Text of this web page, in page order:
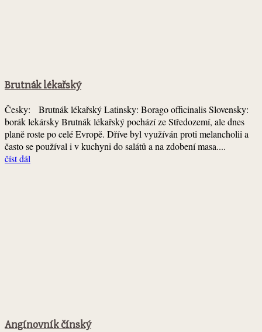
Brutnák lékařský
Česky: Brutnák lékařský Latinsky: Borago officinalis Slovensky:
borák lekársky Brutnák lékařský pochází ze Středozemí, ale dnes
planě roste po celé Evropě. Dříve byl využíván proti melancholii a
často se používal i v kuchyni do salátů a na zdobení masa....
číst dál
Angínovník čínský